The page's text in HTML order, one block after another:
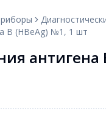
B (HBeAg) №1, 1 шт
антигена